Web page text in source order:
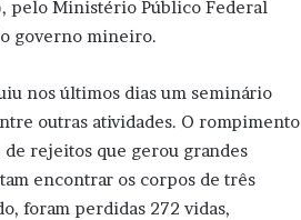
pelo Ministério Público Federal
governo mineiro.
nos últimos dias um seminário
outras atividades. O rompimento
rejeitos que gerou grandes
encontrar os corpos de três
foram perdidas 272 vidas,